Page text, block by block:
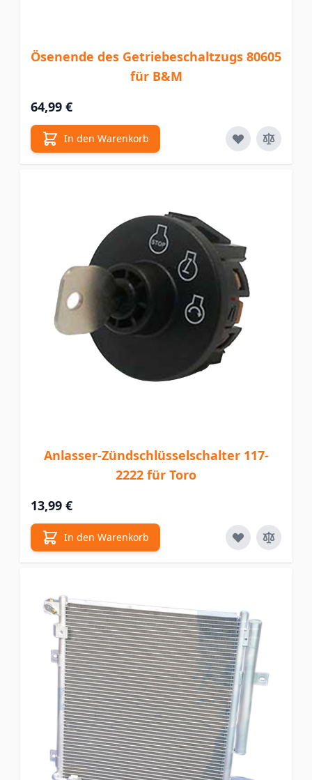
Ösenende des Getriebeschaltzugs 80605
für B&M
64,99 €
In den Warenkorb
Anlasser-Zündschlüsselschalter 117-
2222 für Toro
13,99 €
In den Warenkorb